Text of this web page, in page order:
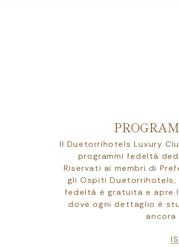
Il Duetorrihotels Luxury
programmi fedeltà
Riservati ai membri di
gli Ospiti Duetorrihotels,
fedeltà è gratuita e apre
dove ogni dettaglio è
ancora